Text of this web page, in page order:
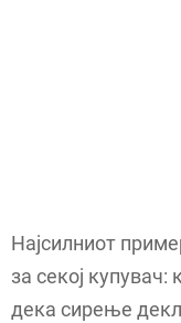
Најсилниот
за секој купувач:
дека сирење